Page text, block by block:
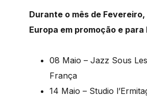
Durante o mês de
Europa em promoção e
08 Maio – Jazz Sous
França
14 Maio – Studio